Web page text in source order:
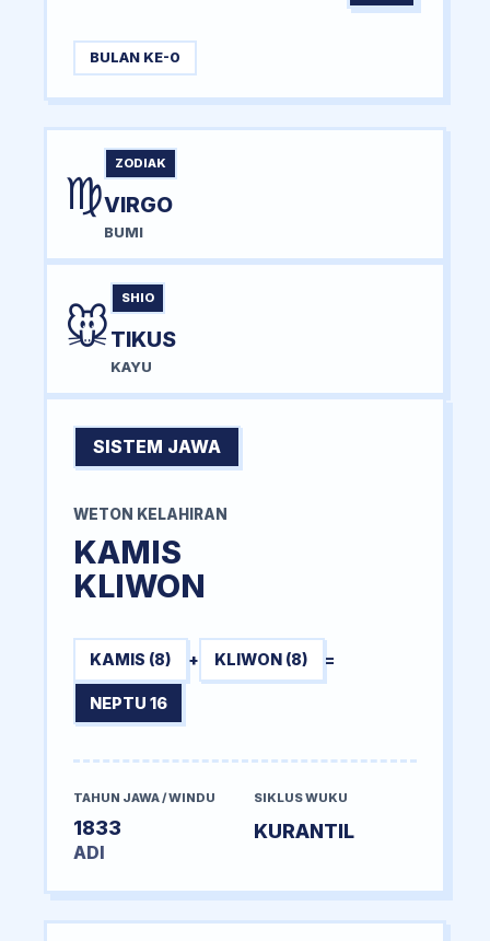
BULAN KE-0
♍
ZODIAK
VIRGO
BUMI
🐭
SHIO
TIKUS
KAYU
SISTEM JAWA
WETON KELAHIRAN
KAMIS
KLIWON
KAMIS (8) + KLIWON (8) =
NEPTU 16
TAHUN JAWA / WINDU
1833
ADI
SIKLUS WUKU
KURANTIL